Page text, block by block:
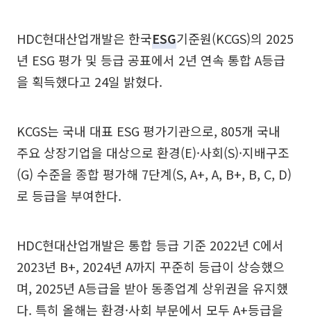
HDC현대산업개발은 한국ESG기준원(KCGS)의 2025
년 ESG 평가 및 등급 공표에서 2년 연속 통합 A등급
을 획득했다고 24일 밝혔다.
KCGS는 국내 대표 ESG 평가기관으로, 805개 국내
주요 상장기업을 대상으로 환경(E)·사회(S)·지배구조
(G) 수준을 종합 평가해 7단계(S, A+, A, B+, B, C, D)
로 등급을 부여한다.
HDC현대산업개발은 통합 등급 기준 2022년 C에서
2023년 B+, 2024년 A까지 꾸준히 등급이 상승했으
며, 2025년 A등급을 받아 동종업계 상위권을 유지했
다. 특히 올해는 환경·사회 부문에서 모두 A+등급을